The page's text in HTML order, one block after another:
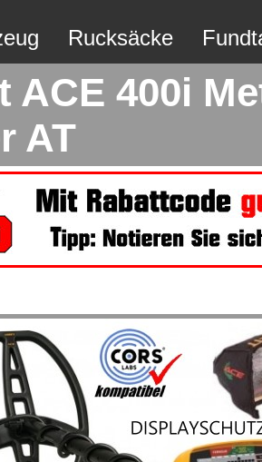
Rucksäcke
ACE 400i
AT